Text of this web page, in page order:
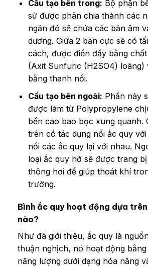
Cấu tạo bên trong: Bộ phận
sử được phân chia thành các
ngăn đó sẽ chứa các bản âm
dương. Giữa 2 bản cực sẽ có
cách, được điền đầy bằng
(Axit Sunfuric (H2SO4) loãng)
bằng thanh nối.
Cấu tạo bên ngoài: Phần này
được làm từ Polypropylene
bền cao bao bọc xung quanh.
trên có tác dụng nối ắc quy
nối các ắc quy lại với nhau.
loại ắc quy hở sẽ được trang
thông hơi để giúp thoát khí
trường.
Bình ắc quy hoạt động dựa
nào?
Như đã giới thiệu, ắc quy là
thuận nghịch, nó hoạt động
năng lượng dưới dạng hóa năng